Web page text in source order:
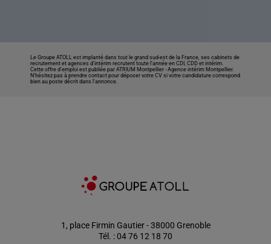
Le Groupe ATOLL est implanté dans tout le grand sud-est de la France, ses cabinets de
recrutement et agences d’intérim recrutent toute l’année en CDI, CDD et intérim.
Cette offre d’emploi est publiée par ATRIUM Montpellier -Agence intérim Montpellier.
N’hésitez pas à prendre contact pour déposer votre CV si votre candidature correspond
bien au poste décrit dans l'annonce.
1, place Firmin Gautier - 38000 Grenoble
Tél. : 04 76 12 18 70